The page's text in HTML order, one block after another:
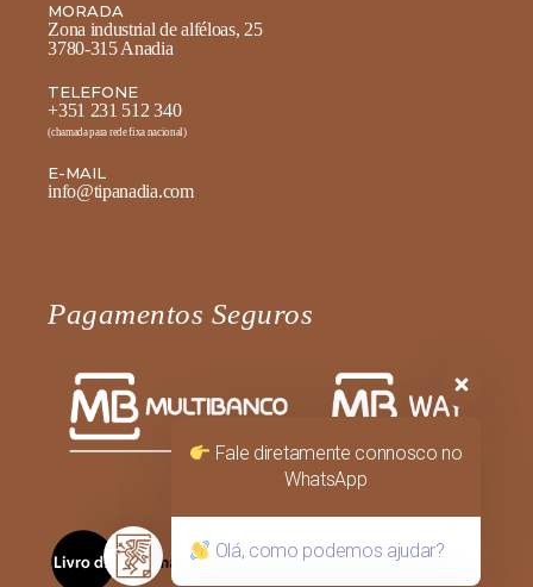
MORADA
Zona industrial de alféloas, 25
3780-315 Anadia
TELEFONE
+351 231 512 340
(chamada para rede fixa nacional)
E-MAIL
info@tipanadia.com
Pagamentos Seguros
Fale diretamente connosco no
WhatsApp
Olá, como podemos ajudar?